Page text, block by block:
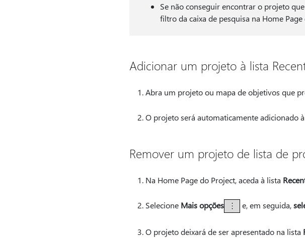
Se não conseguir encontrar o projeto
filtro da caixa de pesquisa na Home Page
Adicionar um projeto à lista
Abra um projeto ou mapa de objetivos que
O projeto será automaticamente adicionado
Remover um projeto de lista de
Na Home Page do Project, aceda à lista
Selecione Mais opções e, em seguida,
O projeto deixará de ser apresentado na lista